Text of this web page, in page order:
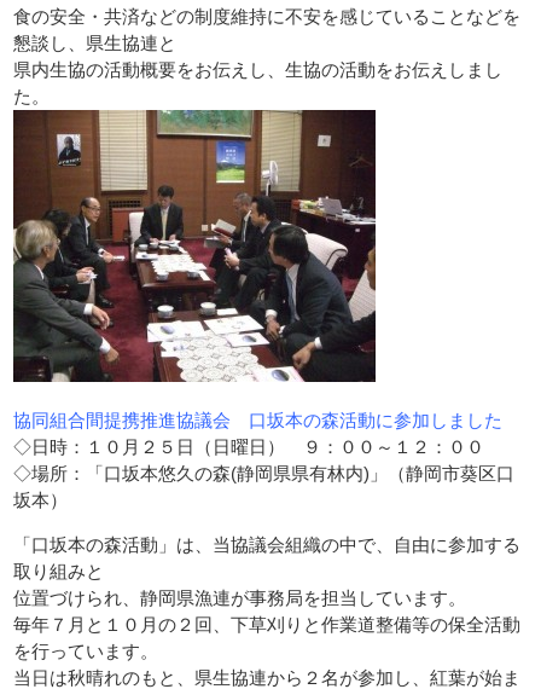
食の安全・共済などの制度維持に不安を感じていることなどを
懇談し、県生協連と
県内生協の活動概要をお伝えし、生協の活動をお伝えしまし
た。
協同組合間提携推進協議会 口坂本の森活動に参加しました
◇日時：１０月２５日（日曜日） ９：００～１２：００
◇場所：「口坂本悠久の森(静岡県県有林内)」（静岡市葵区口
坂本）
「口坂本の森活動」は、当協議会組織の中で、自由に参加する
取り組みと
位置づけられ、静岡県漁連が事務局を担当しています。
毎年７月と１０月の２回、下草刈りと作業道整備等の保全活動
を行っています。
当日は秋晴れのもと、県生協連から２名が参加し、紅葉が始ま